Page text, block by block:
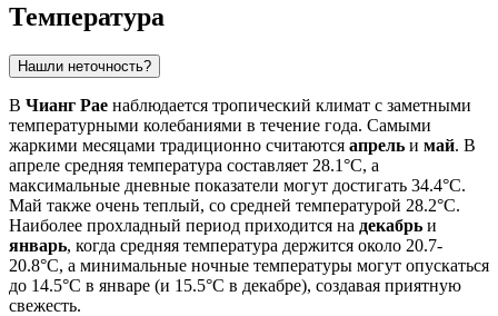
Температура
Нашли неточность?
В Чианг Рае наблюдается тропический климат с заметными
температурными колебаниями в течение года. Самыми
жаркими месяцами традиционно считаются апрель и май. В
апреле средняя температура составляет 28.1°C, а
максимальные дневные показатели могут достигать 34.4°C.
Май также очень теплый, со средней температурой 28.2°C.
Наиболее прохладный период приходится на декабрь и
январь, когда средняя температура держится около 20.7-
20.8°C, а минимальные ночные температуры могут опускаться
до 14.5°C в январе (и 15.5°C в декабре), создавая приятную
свежесть.